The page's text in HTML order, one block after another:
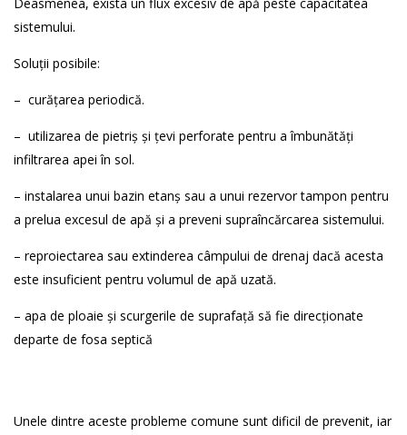
sistemului.
Soluții posibile:
– curățarea periodică.
– utilizarea de pietriș și țevi perforate pentru a îmbunătăți
infiltrarea apei în sol.
– instalarea unui bazin etanș sau a unui rezervor tampon pentru
a prelua excesul de apă și a preveni supraîncărcarea sistemului.
– reproiectarea sau extinderea câmpului de drenaj dacă acesta
este insuficient pentru volumul de apă uzată.
– apa de ploaie și scurgerile de suprafață să fie direcționate
departe de fosa septică
Unele dintre aceste probleme comune sunt dificil de prevenit, iar